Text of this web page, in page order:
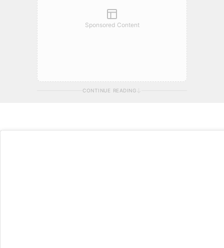
Sponsored Content
CONTINUE READING